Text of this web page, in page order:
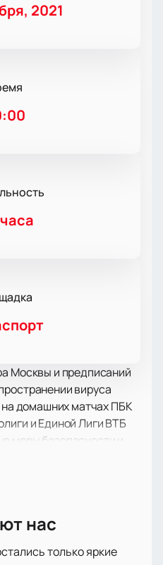
2021
Москвы и предписаний
вируса
на домашних матчах ПБК
и Единой Лиги ВТБ
меры безопасности и
37 градусов по
нас
только яркие